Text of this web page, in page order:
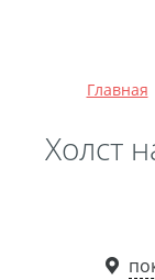
печать
Модульные
Главная
Холст